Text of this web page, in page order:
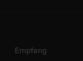
Empfang